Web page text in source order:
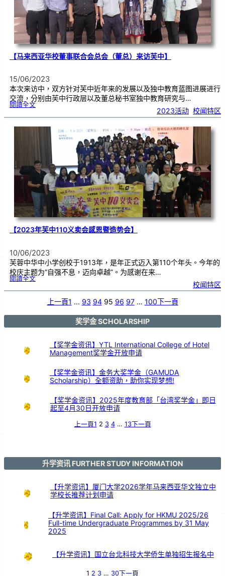
联
展
【马来西亚华校董事联合会总会（董总）来访芙中】
15/06/2023
本次来访中，双方针对芙中近年来的发展以及独中教育蓝图进展进行
交流，分别由芙中行政层以及董总秘书室独中教育研究与…
閱讀全文:【
西
华
校
董
总
）
来
访芙
】
2023活动 校闻特区
【2023年芙中110义卖会感恩暨造势会】
10/06/2023
芙蓉中华中小学创校于1913年，是年正式迈入第110个年头。今年的
校庆主题为“自强不息，迈向卓越”。为感谢在来…
閱讀全文:【
2
0
会
校闻特区
上一頁1 … 93 94 95 96 97 … 100下一頁
奖学金 SCHOLARSHIP
【奖学金资讯】YTL International College of Hotel
Management奖学金开放申请
【奖学金资讯】金务大奖学金（GAMUDA
Scholarship）全额资助，助你实现梦想!
【奖学金资讯】2025年度教育部「台湾奖学金」即日
起至4月30日开放申请
上一頁1 2 3 4 … 13下一頁
升学资讯 FURTHER STUDY INFORMATION
【升学资讯】厦门大学2026学年马来西亚华文独立中
学校长推荐计划申请
【升学资讯】Final Call: Apply for HKMU 2025/26
Full-time Undergraduate Programmes by 31 May
2025
【升学资讯】国立台北科技大学侨生单独招生报名中
1 2 3 … 30下一頁